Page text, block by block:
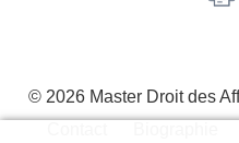
© 2026 Master Droit des